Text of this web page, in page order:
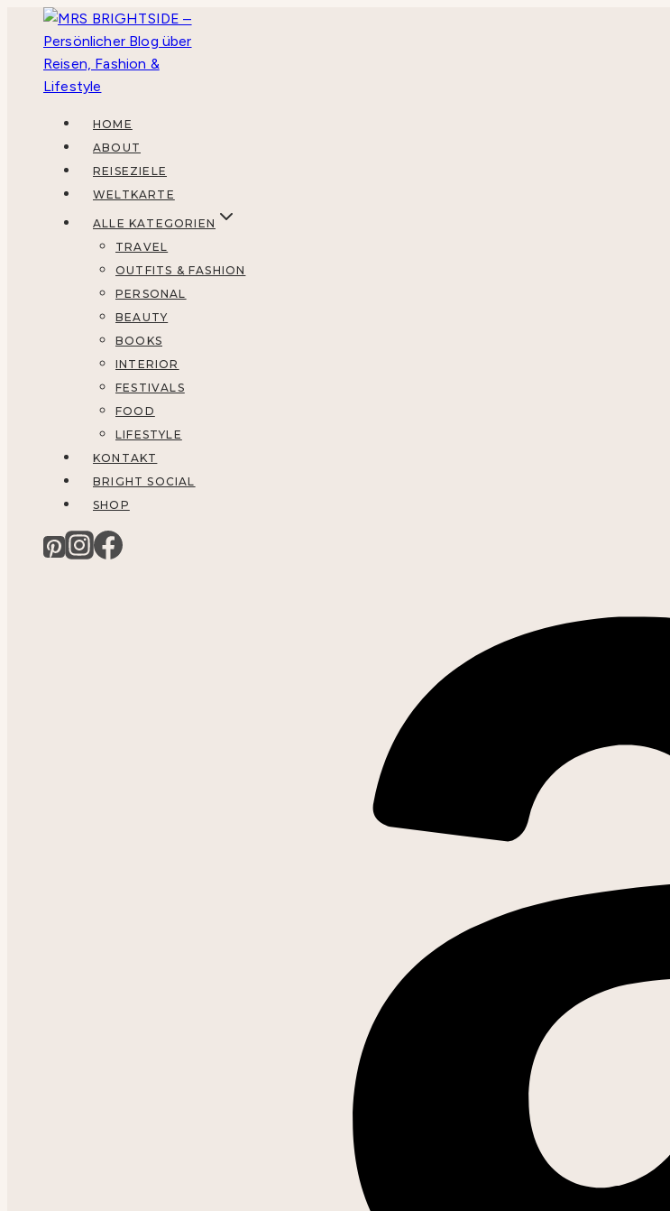
springen
HOME
ABOUT
REISEZIELE
WELTKARTE
ALLE KATEGORIEN
TRAVEL
OUTFITS & FASHION
PERSONAL
BEAUTY
BOOKS
INTERIOR
FESTIVALS
FOOD
LIFESTYLE
KONTAKT
BRIGHT SOCIAL
SHOP